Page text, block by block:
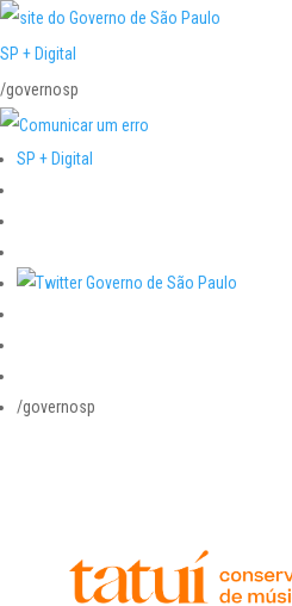
SP + Digital
/governosp
SP + Digital
/governosp